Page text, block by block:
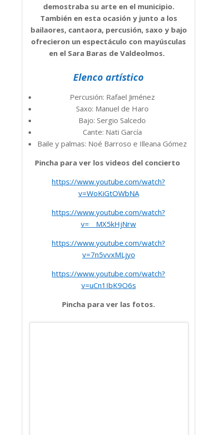
demostraba su arte en el municipio.
También en esta ocasión y junto a los
bailaores, cantaora, percusión, saxo y bajo
ofrecieron un espectáculo con mayúsculas
en el Sara Baras de Valdeolmos.
Elenco artístico
Percusión: Rafael Jiménez
Saxo: Manuel de Haro
Bajo: Sergio Salcedo
Cante: Nati García
Baile y palmas: Noé Barroso e Illeana Gómez
Pincha para ver los videos del concierto
https://www.youtube.com/watch?
v=WoKiGtOWbNA
https://www.youtube.com/watch?
v=__MX5kHjNrw
https://www.youtube.com/watch?
v=7n5vvxMLjyo
https://www.youtube.com/watch?
v=uCn1IbK9O6s
Pincha para ver las fotos.